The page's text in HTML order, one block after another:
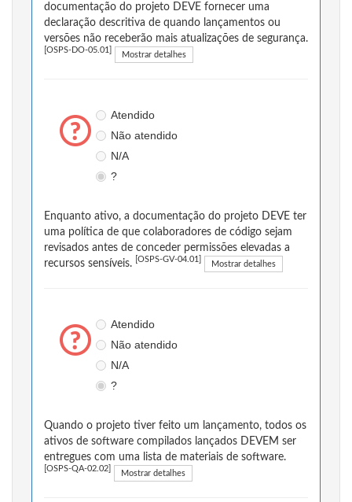
documentação do projeto DEVE fornecer uma
declaração descritiva de quando lançamentos ou
versões não receberão mais atualizações de segurança.
[OSPS-DO-05.01] Mostrar detalhes
Atendido
Não atendido
N/A
?
Enquanto ativo, a documentação do projeto DEVE ter
uma política de que colaboradores de código sejam
revisados antes de conceder permissões elevadas a
recursos sensíveis.
[OSPS-GV-04.01] Mostrar detalhes
Atendido
Não atendido
N/A
?
Quando o projeto tiver feito um lançamento, todos os
ativos de software compilados lançados DEVEM ser
entregues com uma lista de materiais de software.
[OSPS-QA-02.02] Mostrar detalhes